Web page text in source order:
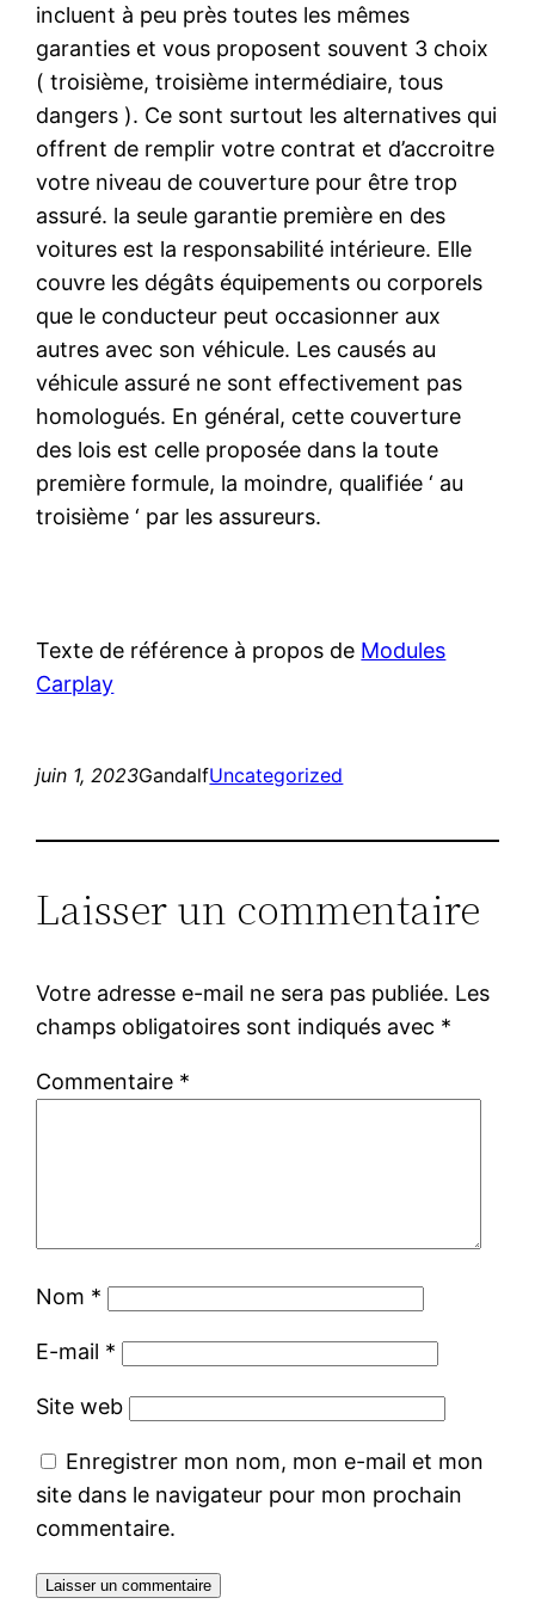
incluent à peu près toutes les mêmes
garanties et vous proposent souvent 3 choix
( troisième, troisième intermédiaire, tous
dangers ). Ce sont surtout les alternatives qui
offrent de remplir votre contrat et d’accroitre
votre niveau de couverture pour être trop
assuré. la seule garantie première en des
voitures est la responsabilité intérieure. Elle
couvre les dégâts équipements ou corporels
que le conducteur peut occasionner aux
autres avec son véhicule. Les causés au
véhicule assuré ne sont effectivement pas
homologués. En général, cette couverture
des lois est celle proposée dans la toute
première formule, la moindre, qualifiée ‘ au
troisième ‘ par les assureurs.
Texte de référence à propos de Modules
Carplay
juin 1, 2023GandalfUncategorized
Laisser un commentaire
Votre adresse e-mail ne sera pas publiée. Les
champs obligatoires sont indiqués avec *
Commentaire *
Nom *
E-mail *
Site web
Enregistrer mon nom, mon e-mail et mon
site dans le navigateur pour mon prochain
commentaire.